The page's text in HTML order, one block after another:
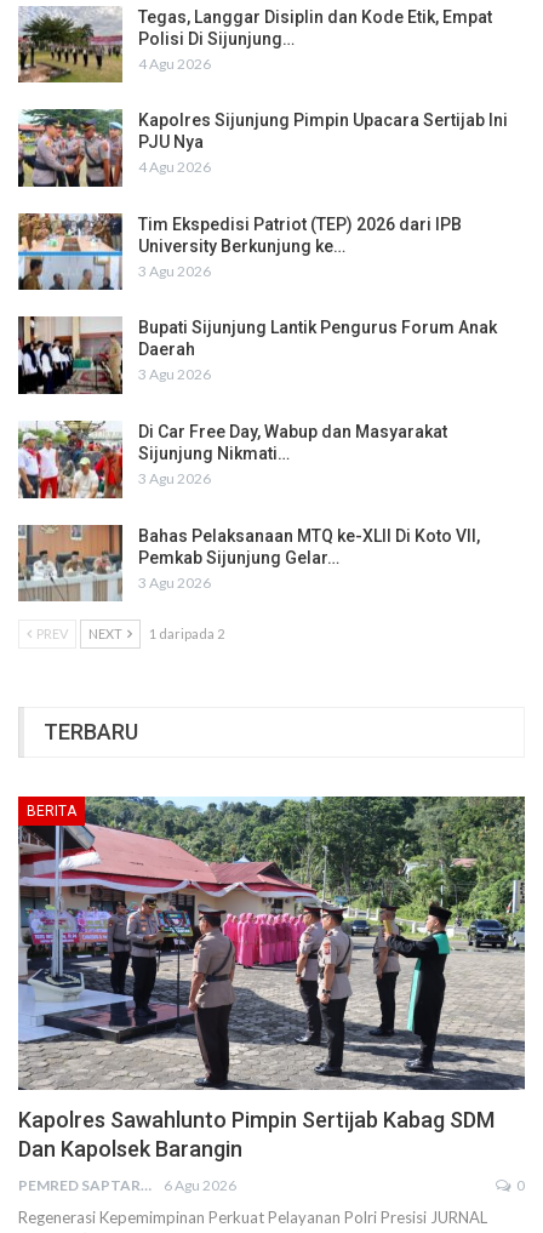
Tegas, Langgar Disiplin dan Kode Etik, Empat
Polisi Di Sijunjung…
4 Agu 2026
Kapolres Sijunjung Pimpin Upacara Sertijab Ini
PJU Nya
4 Agu 2026
Tim Ekspedisi Patriot (TEP) 2026 dari IPB
University Berkunjung ke…
3 Agu 2026
Bupati Sijunjung Lantik Pengurus Forum Anak
Daerah
3 Agu 2026
Di Car Free Day, Wabup dan Masyarakat
Sijunjung Nikmati…
3 Agu 2026
Bahas Pelaksanaan MTQ ke-XLII Di Koto VII,
Pemkab Sijunjung Gelar…
3 Agu 2026
PREV NEXT 1 daripada 2
TERBARU
BERITA
Kapolres Sawahlunto Pimpin Sertijab Kabag SDM
Dan Kapolsek Barangin
PEMRED SAPTARIUS 6 Agu 2026 0
Regenerasi Kepemimpinan Perkuat Pelayanan Polri Presisi JURNAL